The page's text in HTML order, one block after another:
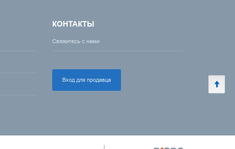
КОНТАКТЫ
Свяжитесь с нами
Вход для продавца